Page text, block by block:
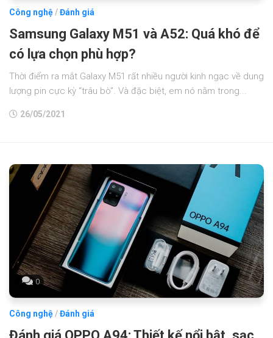
Công nghệ/Đánh giá
Samsung Galaxy M51 và A52: Quá khó để
có lựa chọn phù hợp?
Thời điểm ra mắt Galaxy M51 rất nhiều người kinh ngạc về dung
lượng pin cực kỳ “trâu bò”. Và đặc biệt, em nó nằm trong...
26/05/2021
0
Công nghệ/Đánh giá